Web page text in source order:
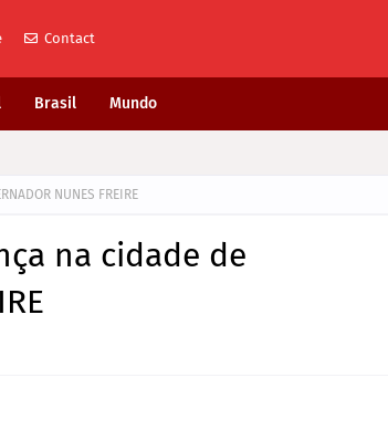
Contact
Brasil Mundo
NUNES FREIRE
na cidade de